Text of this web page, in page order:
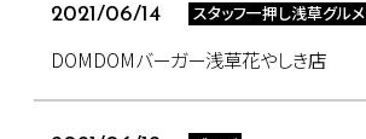
2021/06/14 スタッフ一押し浅草グルメ
DOMDOMバーガー浅草花やしき店